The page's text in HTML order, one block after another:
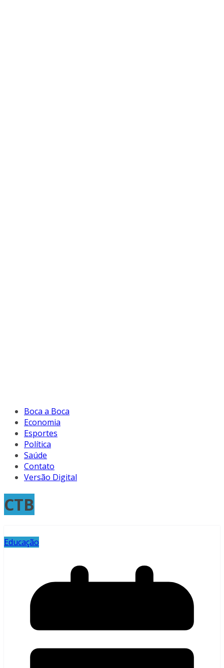
Boca a Boca
Economia
Esportes
Política
Saúde
Contato
Versão Digital
CTB
Educação